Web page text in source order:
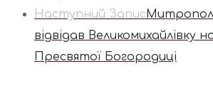
Наступний Запис
відвідав Великомихайлівку
Пресвятої Богородиці